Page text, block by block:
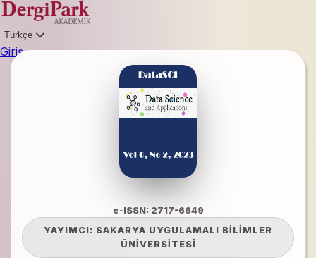
Türkçe
Giriş
e-ISSN: 2717-6649
YAYIMCI: SAKARYA UYGULAMALI BİLİMLER
ÜNİVERSİTESİ